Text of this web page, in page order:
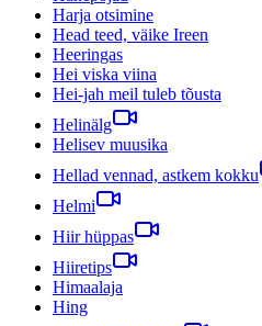
Harja otsimine
Head teed, väike Ireen
Heeringas
Hei viska viina
Hei-jah meil tuleb tõusta
Helinälg
Helisev muusika
Hellad vennad, astkem kokku
Helmi
Hiir hüppas
Hiiretips
Himaalaja
Hing